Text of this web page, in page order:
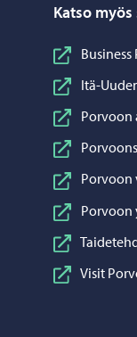
Katso
Itä-
Porvoon
Porvoon
Visit